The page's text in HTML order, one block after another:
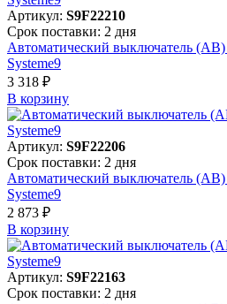
Артикул: S9F22210
Срок поставки: 2 дня
Автоматический выключатель
Systeme9
3 318 ₽
В корзинy
Артикул: S9F22206
Срок поставки: 2 дня
Автоматический выключатель
Systeme9
2 873 ₽
В корзинy
Артикул: S9F22163
Срок поставки: 2 дня